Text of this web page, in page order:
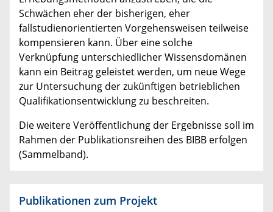
Schwächen eher der bisherigen, eher
fallstudienorientierten Vorgehensweisen teilweise
kompensieren kann. Über eine solche
Verknüpfung unterschiedlicher Wissensdomänen
kann ein Beitrag geleistet werden, um neue Wege
zur Untersuchung der zukünftigen betrieblichen
Qualifikationsentwicklung zu beschreiten.
Die weitere Veröffentlichung der Ergebnisse soll im
Rahmen der Publikationsreihen des BIBB erfolgen
(Sammelband).
Publikationen zum Projekt